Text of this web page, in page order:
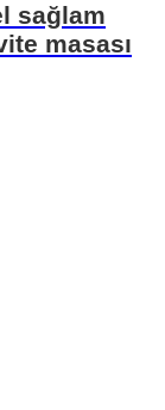
sağlam
masası